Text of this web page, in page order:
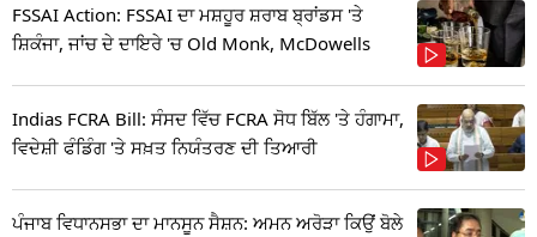
FSSAI Action: FSSAI ਦਾ ਮਸ਼ਹੂਰ ਸ਼ਰਾਬ ਬ੍ਰਾਂਡਸ 'ਤੇ
ਸ਼ਿਕੰਜਾ, ਜਾਂਚ ਦੇ ਦਾਇਰੇ 'ਚ Old Monk, McDowells
Indias FCRA Bill: ਸੰਸਦ ਵਿੱਚ FCRA ਸੋਧ ਬਿੱਲ 'ਤੇ ਹੰਗਾਮਾ,
ਵਿਦੇਸ਼ੀ ਫੰਡਿੰਗ 'ਤੇ ਸਖ਼ਤ ਨਿਯੰਤਰਣ ਦੀ ਤਿਆਰੀ
ਪੰਜਾਬ ਵਿਧਾਨਸਭਾ ਦਾ ਮਾਨਸੂਨ ਸੈਸ਼ਨ: ਅਮਨ ਅਰੋੜਾ ਕਿਉਂ ਬੋਲੇ